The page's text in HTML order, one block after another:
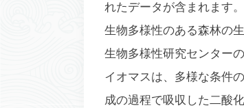
れたデータが含まれます
生物多様性のある森林の
生物多様性研究センター
イオマスは、多様な条件
成の過程で吸収した二酸